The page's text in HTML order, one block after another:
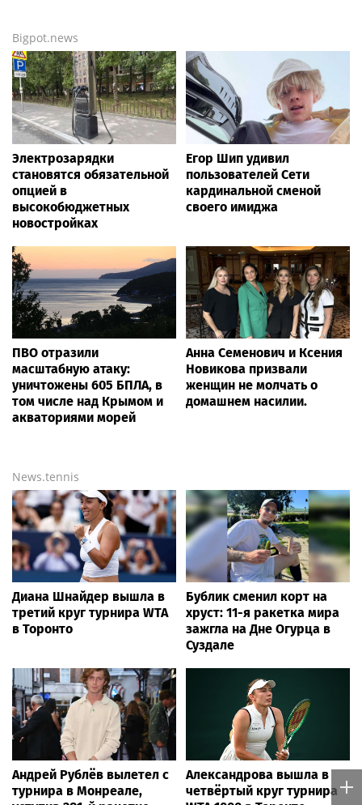
Bigpot.news
Электрозарядки
становятся обязательной
опцией в
высокобюджетных
новостройках
Егор Шип удивил
пользователей Сети
кардинальной сменой
своего имиджа
ПВО отразили
масштабную атаку:
уничтожены 605 БПЛА, в
том числе над Крымом и
акваториями морей
Анна Семенович и Ксения
Новикова призвали
женщин не молчать о
домашнем насилии.
News.tennis
Диана Шнайдер вышла в
третий круг турнира WTA
в Торонто
Бублик сменил корт на
хруст: 11-я ракетка мира
зажгла на Дне Огурца в
Суздале
Андрей Рублёв вылетел с
турнира в Монреале,
Александрова вышла в
четвёртый круг турнира